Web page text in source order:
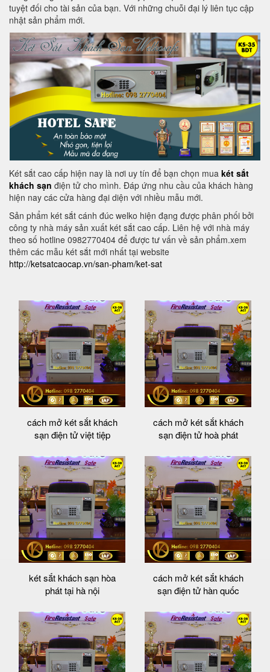
tuyệt đối cho tài sản của bạn. Với những chuỗi đại lý liên tục cập
nhật sản phẩm mới.
Két sắt cao cấp hiện nay là nơi uy tín để bạn chọn mua két sắt
khách sạn điện tử cho mình. Đáp ứng nhu cầu của khách hàng
hiện nay các cửa hàng đại diện với nhiều mẫu mới.
Sản phẩm két sắt cánh đúc welko hiện đạng được phân phối bởi
công ty nhà máy sản xuất két sắt cao cấp. Liên hệ với nhà máy
theo số hotline 0982770404 để được tư vấn về sản phẩm.xem
thêm các mẫu két sắt mới nhất tại website
http://ketsatcaocap.vn/san-pham/ket-sat
cách mở két sắt khách
sạn điện tử việt tiệp
cách mở két sắt khách
sạn điện tử hoà phát
két sắt khách sạn hòa
phát tại hà nội
cách mở két sắt khách
sạn điện tử hàn quốc